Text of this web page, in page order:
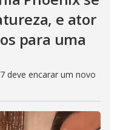
e ator
para uma
deve encarar um novo